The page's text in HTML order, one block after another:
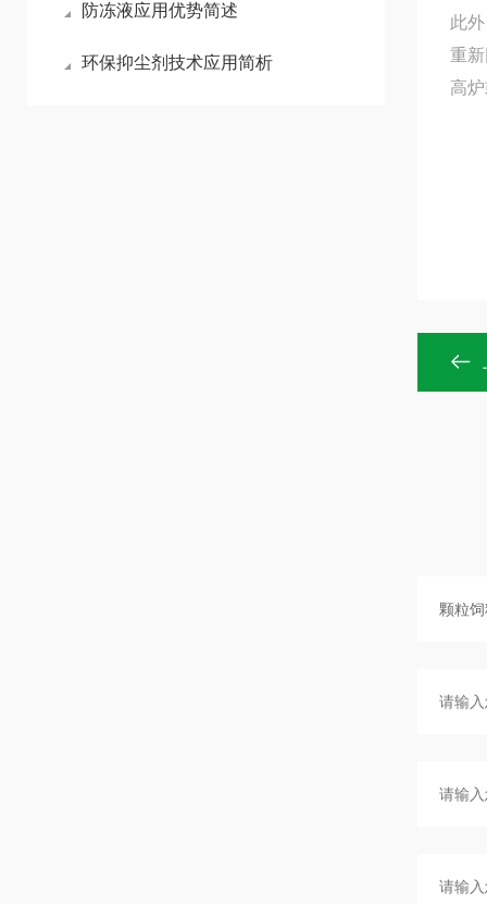
防冻液应用优势简述
环保抑尘剂技术应用简析
此
重
高